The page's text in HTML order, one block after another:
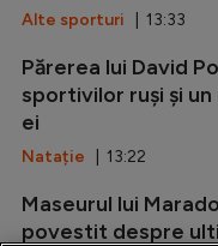
Alte sporturi | 13:33
Părerea lui David
sportivilor ruși și
ei
Natație | 13:22
Maseurul lui
povestit despre